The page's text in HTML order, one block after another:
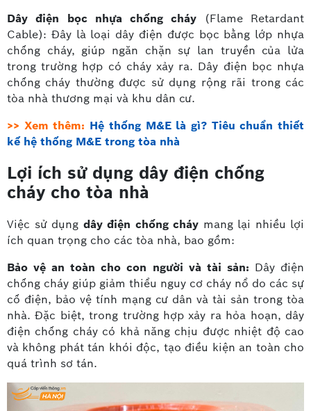
Dây điện bọc nhựa chống cháy (Flame Retardant
Cable): Đây là loại dây điện được bọc bằng lớp nhựa
chống cháy, giúp ngăn chặn sự lan truyền của lửa
trong trường hợp có cháy xảy ra. Dây điện bọc nhựa
chống cháy thường được sử dụng rộng rãi trong các
tòa nhà thương mại và khu dân cư.
>> Xem thêm: Hệ thống M&E là gì? Tiêu chuẩn thiết
kế hệ thống M&E trong tòa nhà
Lợi ích sử dụng dây điện chống
cháy cho tòa nhà
Việc sử dụng dây điện chống cháy mang lại nhiều lợi
ích quan trọng cho các tòa nhà, bao gồm:
Bảo vệ an toàn cho con người và tài sản: Dây điện
chống cháy giúp giảm thiểu nguy cơ cháy nổ do các sự
cố điện, bảo vệ tính mạng cư dân và tài sản trong tòa
nhà. Đặc biệt, trong trường hợp xảy ra hỏa hoạn, dây
điện chống cháy có khả năng chịu được nhiệt độ cao
và không phát tán khói độc, tạo điều kiện an toàn cho
quá trình sơ tán.